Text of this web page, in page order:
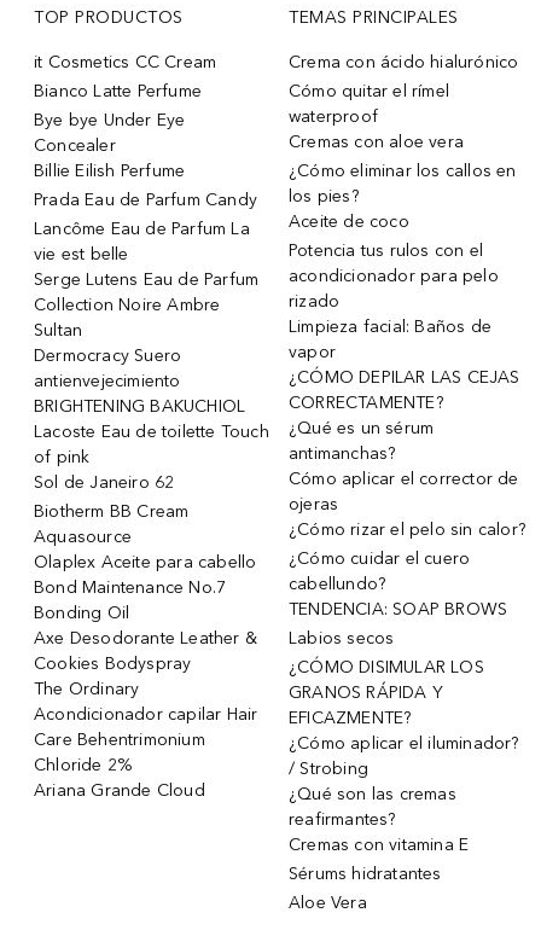
TOP PRODUCTOS
it Cosmetics CC Cream
Bianco Latte Perfume
Bye bye Under Eye
Concealer
Billie Eilish Perfume
Prada Eau de Parfum Candy
Lancôme Eau de Parfum La
vie est belle
Serge Lutens Eau de Parfum
Collection Noire Ambre
Sultan
Dermocracy Suero
antienvejecimiento
BRIGHTENING BAKUCHIOL
Lacoste Eau de toilette Touch
of pink
Sol de Janeiro 62
Biotherm BB Cream
Aquasource
Olaplex Aceite para cabello
Bond Maintenance No.7
Bonding Oil
Axe Desodorante Leather &
Cookies Bodyspray
The Ordinary
Acondicionador capilar Hair
Care Behentrimonium
Chloride 2%
Ariana Grande Cloud
TEMAS PRINCIPALES
Crema con ácido hialurónico
Cómo quitar el rímel
waterproof
Cremas con aloe vera
¿Cómo eliminar los callos en
los pies?
Aceite de coco
Potencia tus rulos con el
acondicionador para pelo
rizado
Limpieza facial: Baños de
vapor
¿CÓMO DEPILAR LAS CEJAS
CORRECTAMENTE?
¿Qué es un sérum
antimanchas?
Cómo aplicar el corrector de
ojeras
¿Cómo rizar el pelo sin calor?
¿Cómo cuidar el cuero
cabellundo?
TENDENCIA: SOAP BROWS
Labios secos
¿CÓMO DISIMULAR LOS
GRANOS RÁPIDA Y
EFICAZMENTE?
¿Cómo aplicar el iluminador?
/ Strobing
¿Qué son las cremas
reafirmantes?
Cremas con vitamina E
Sérums hidratantes
Aloe Vera